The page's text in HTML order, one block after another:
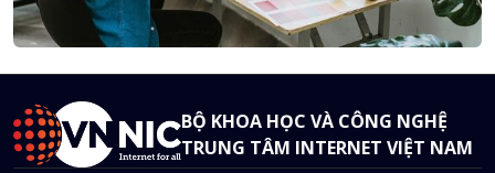
BỘ KHOA HỌC VÀ CÔNG NGHỆ
TRUNG TÂM INTERNET VIỆT NAM